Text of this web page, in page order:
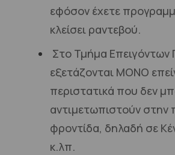
εφόσον έχετε
κλείσει ραντεβού.
Στο Τμήμα Επειγόντων
εξετάζονται ΜΟΝΟ
περιστατικά που δεν
αντιμετωπιστούν στην
φροντίδα, δηλαδή σε
κ.λπ.